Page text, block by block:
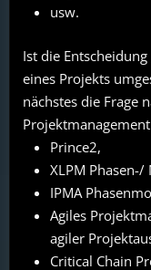
usw.
Ist die
eines Projekts
nächstes die Frage
Prince2,
XLPM Phasen-/
IPMA
Agiles
agiler
Critical Chain